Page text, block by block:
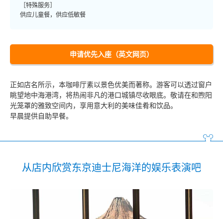
［特殊服务］
供应儿童餐，供应低敏餐
申请优先入座（英文网页）
正如店名所示，本咖啡厅素以景色优美而著称。游客可以透过窗户
眺望地中海港湾，将热闹非凡的港口城镇尽收眼底。敬请在和煦阳
光笼罩的雅致空间内，享用意大利的美味佳肴和饮品。
早晨提供自助早餐。
从店内欣赏东京迪士尼海洋的娱乐表演吧